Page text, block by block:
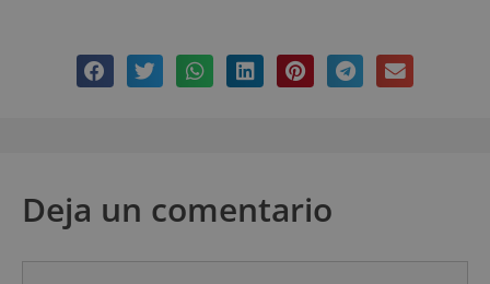
Deja un comentario